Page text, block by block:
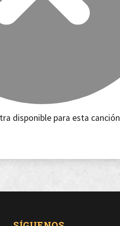
disponible para esta canción